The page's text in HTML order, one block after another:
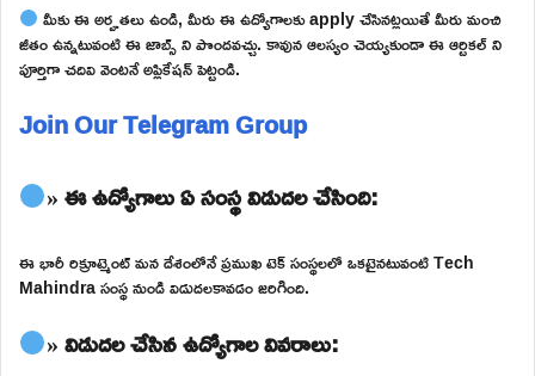
మీకు ఈ అర్హతలు ఉండి, మీరు ఈ ఉద్యోగాలకు apply చేసినట్లయితే మీరు మంచి
జీతం ఉన్నటువంటి ఈ జాబ్స్ ని పొందవచ్చు. కావున ఆలస్యం చెయ్యకుండా ఈ ఆర్టికల్ ని
పూర్తిగా చదివి వెంటనే అప్లికేషన్ పెట్టండి.
Join Our Telegram Group
» ఈ ఉద్యోగాలు ఏ సంస్థ విడుదల చేసింది:
ఈ భారీ రిక్రూట్మెంట్ మన దేశంలోనే ప్రముఖ టెక్ సంస్థలలో ఒకటైనటువంటి Tech
Mahindra సంస్థ నుండి విడుదలకావడం జరిగింది.
» విడుదల చేసిన ఉద్యోగాల వివరాలు: